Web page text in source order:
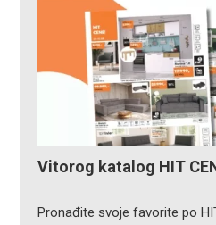
Vitorog katalog HIT
Pronađite svoje favorite po